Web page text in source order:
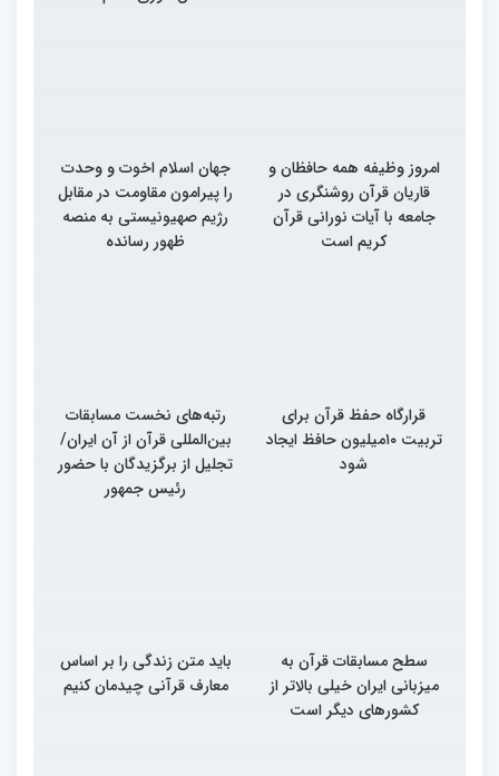
امروز وظیفه همه حافظان و
قاریان قرآن روشنگری در
جامعه با آیات نورانی قرآن
کریم است
جهان اسلام اخوت و وحدت
را پیرامون مقاومت در مقابل
رژیم صهیونیستی به منصه
ظهور رسانده
قرارگاه حفظ قرآن برای
تربیت ۱۰میلیون حافظ ایجاد
شود
رتبه‌های نخست مسابقات
بین‌المللی قرآن از آن ایران/
تجلیل از برگزیدگان با حضور
رئیس جمهور
سطح مسابقات قرآن به
میزبانی ایران خیلی بالاتر از
کشورهای دیگر است
باید متن زندگی را بر اساس
معارف قرآنی چیدمان کنیم